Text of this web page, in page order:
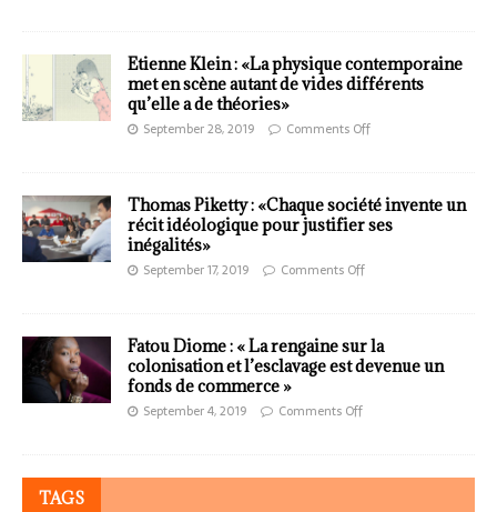
Etienne Klein : «La physique contemporaine
met en scène autant de vides différents
qu’elle a de théories»
September 28, 2019 Comments Off
Thomas Piketty : «Chaque société invente un
récit idéologique pour justifier ses
inégalités»
September 17, 2019 Comments Off
Fatou Diome : « La rengaine sur la
colonisation et l’esclavage est devenue un
fonds de commerce »
September 4, 2019 Comments Off
TAGS